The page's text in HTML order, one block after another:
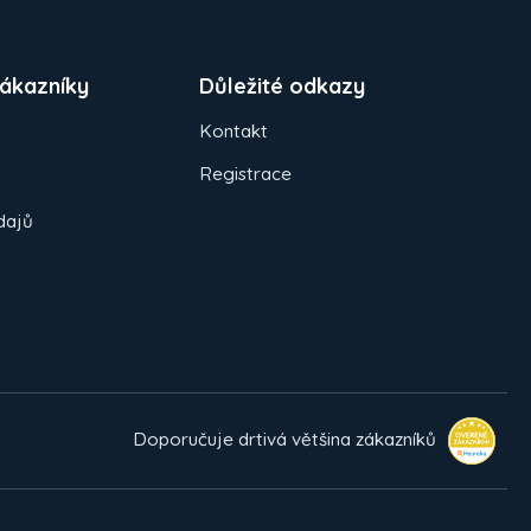
Důležité odkazy
Kontakt
Registrace
Doporučuje drtivá většina zákazníků